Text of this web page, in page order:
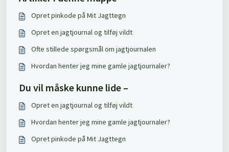
Opret pinkode på Mit Jagttegn
Opret en jagtjournal og tilføj vildt
Ofte stillede spørgsmål om jagtjournalen
Hvordan henter jeg mine gamle jagtjournaler?
Du vil måske kunne lide –
Opret en jagtjournal og tilføj vildt
Hvordan henter jeg mine gamle jagtjournaler?
Opret pinkode på Mit Jagttegn